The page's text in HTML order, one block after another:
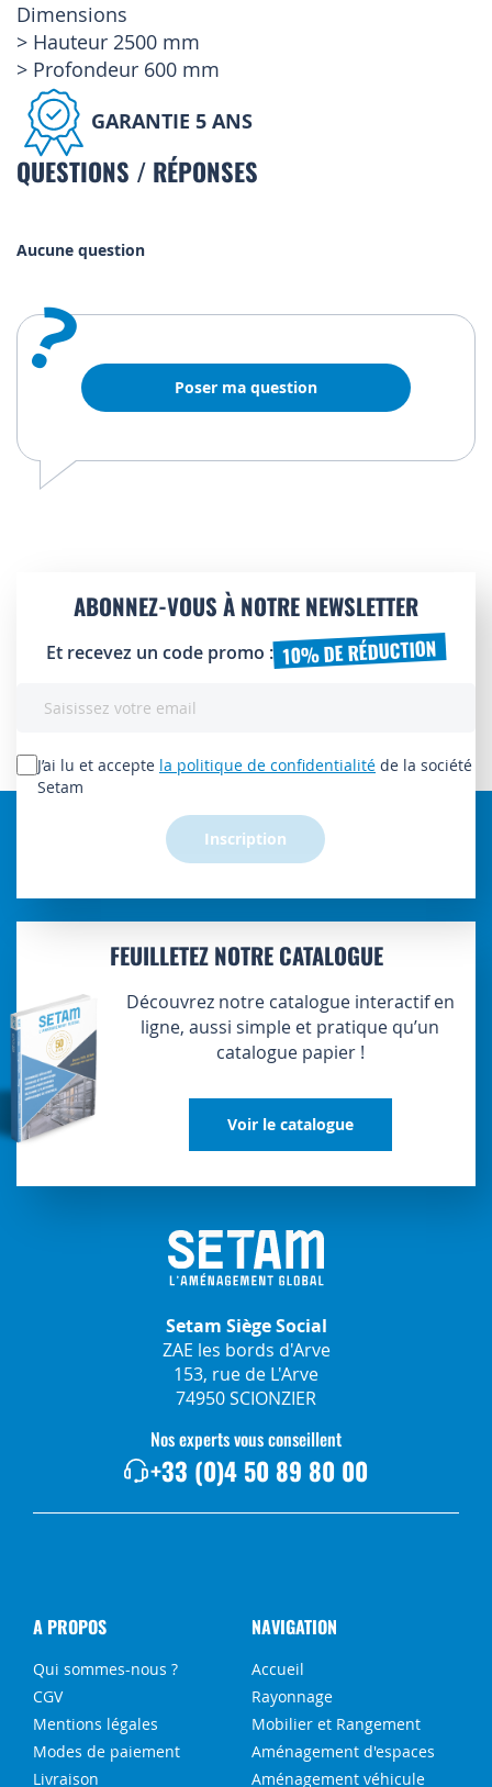
Dimensions
> Hauteur 2500 mm
> Profondeur 600 mm
GARANTIE 5 ANS
QUESTIONS / RÉPONSES
Aucune question
? Poser ma question
ABONNEZ-VOUS À NOTRE NEWSLETTER
Et recevez un code promo : 10% DE RÉDUCTION
lettre
d’information
J’ai lu et accepte la politique de confidentialité de la société
Setam
Inscription
FEUILLETEZ NOTRE CATALOGUE
Découvrez notre catalogue interactif en
ligne, aussi simple et pratique qu’un
catalogue papier !
Voir le catalogue
Setam Siège Social
ZAE les bords d'Arve
153, rue de L'Arve
74950 SCIONZIER
Nos experts vous conseillent
+33 (0)4 50 89 80 00
A PROPOS
Qui sommes-nous ?
CGV
Mentions légales
Modes de paiement
Livraison
NAVIGATION
Accueil
Rayonnage
Mobilier et Rangement
Aménagement d'espaces
Aménagement véhicule